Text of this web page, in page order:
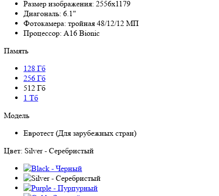
Размер изображения: 2556x1179
Диагональ: 6.1"
Фотокамера: тройная 48/12/12 МП
Процессор: A16 Bionic
Память
128 Гб
256 Гб
512 Гб
1 Тб
Модель
Евротест (Для зарубежных стран)
Цвет: Silver - Серебристый